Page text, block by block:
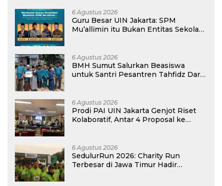
6 Agustus 2026
Guru Besar UIN Jakarta: SPM
Mu’allimin itu Bukan Entitas Sekolah
6 Agustus 2026
BMH Sumut Salurkan Beasiswa
untuk Santri Pesantren Tahfidz Darul
6 Agustus 2026
Prodi PAI UIN Jakarta Genjot Riset
Kolaboratif, Antar 4 Proposal ke
6 Agustus 2026
SedulurRun 2026: Charity Run
Terbesar di Jawa Timur Hadir